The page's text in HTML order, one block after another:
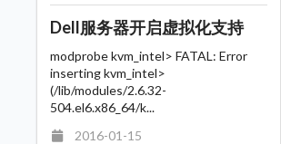
Dell服务器开启虚拟化支持
modprobe kvm_intel> FATAL: Error
inserting kvm_intel>
(/lib/modules/2.6.32-
504.el6.x86_64/k...
2016-01-15